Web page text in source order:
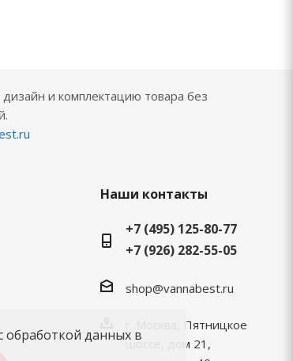
и комплектацию товара без
Наши контакты
+7 (495) 125-80-77
+7 (926) 282-55-05
shop@vannabest.ru
г. Москва, Пятницкое
шоссе, дом 21,
обработкой данных в